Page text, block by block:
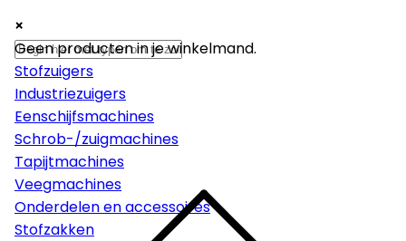
×
Machines
Stofzuigers
Industriezuigers
Eenschijfsmachines
Schrob-/zuigmachines
Tapijtmachines
Veegmachines
Onderdelen en accessoires
Stofzakken
×
×
Geen producten in je winkelmand.